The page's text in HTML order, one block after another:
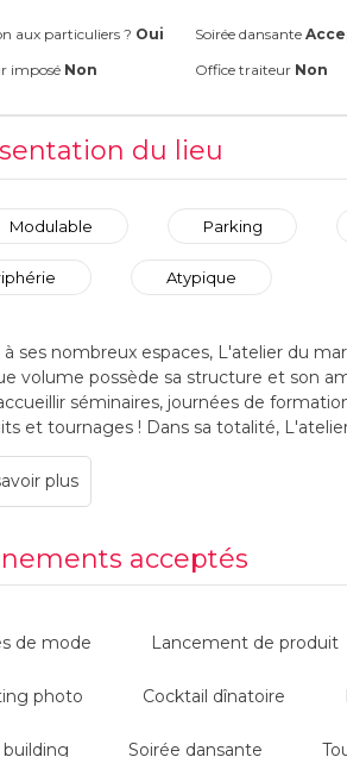
aux particuliers ? Oui Soirée dansante
imposé Non Office traiteur Non
du lieu
Modulable Parking
Atypique
à ses nombreux espaces, L'atelier du
volume possède sa structure et son
séminaires, journées de
et tournages ! Dans sa totalité,
debout et 330 personnes assises.
acceptés
de mode Lancement de produit
photo Cocktail dînatoire
building Soirée dansante